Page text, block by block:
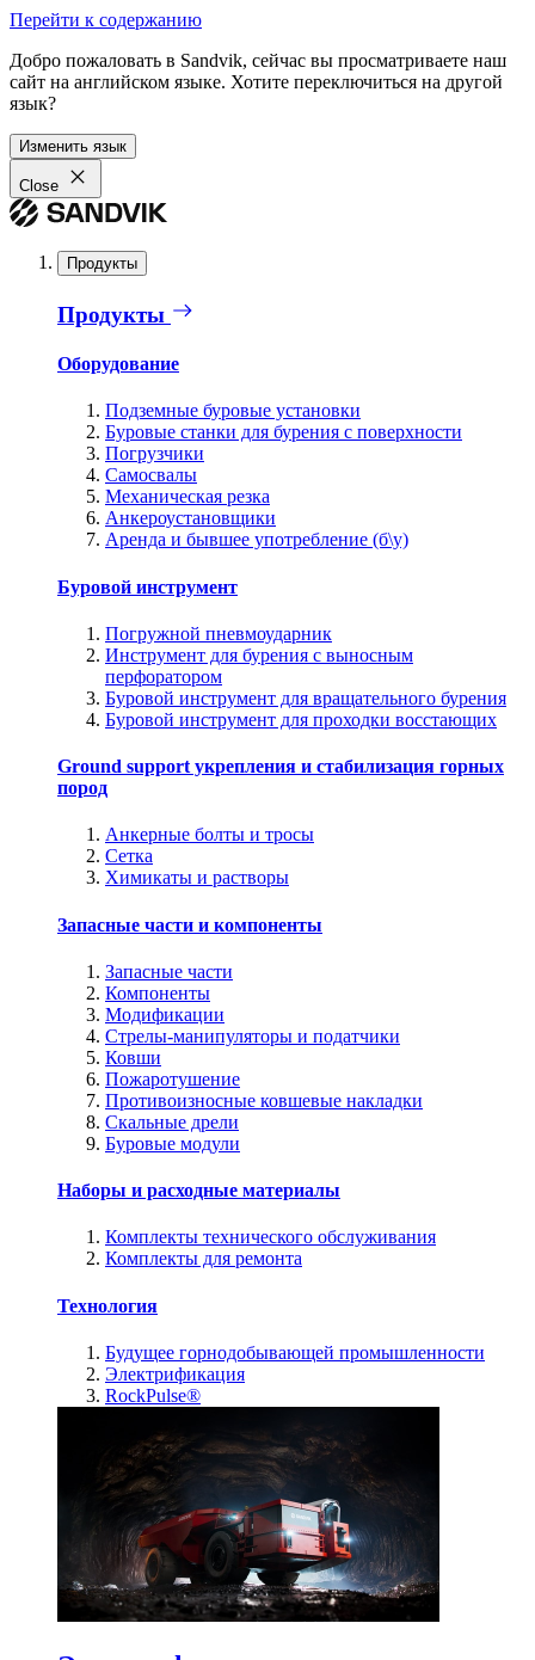
Перейти к содержанию
Добро пожаловать в Sandvik, сейчас вы просматриваете наш
сайт на английском языке. Хотите переключиться на другой
язык?
Изменить язык
Close
Продукты
Продукты
Оборудование
Подземные буровые установки
Буровые станки для бурения с поверхности
Погрузчики
Самосвалы
Механическая резка
Анкероустановщики
Аренда и бывшее употребление (б\у)
Буровой инструмент
Погружной пневмоударник
Инструмент для бурения с выносным
перфоратором
Буровой инструмент для вращательного бурения
Буровой инструмент для проходки восстающих
Ground support укрепления и стабилизация горных
пород
Анкерные болты и тросы
Сетка
Химикаты и растворы
Запасные части и компоненты
Запасные части
Компоненты
Модификации
Стрелы-манипуляторы и податчики
Ковши
Пожаротушение
Противоизносные ковшевые накладки
Скальные дрели
Буровые модули
Наборы и расходные материалы
Комплекты технического обслуживания
Комплекты для ремонта
Технология
Будущее горнодобывающей промышленности
Электрификация
RockPulse®